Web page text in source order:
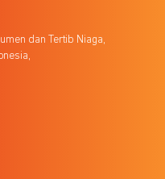
dan Tertib Niaga,